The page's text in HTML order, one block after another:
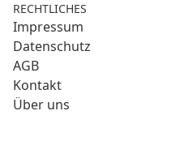
RECHTLICHES
Impressum
Datenschutz
AGB
Kontakt
Über uns